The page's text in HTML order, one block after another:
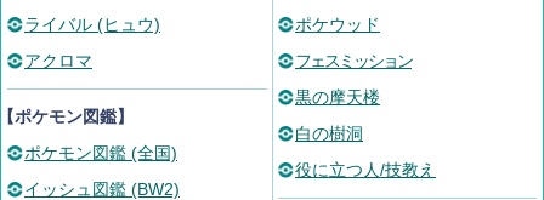
ライバル (ヒュウ)
アクロマ
ポケモン図鑑】
ポケモン図鑑 (全国)
イッシュ図鑑 (BW2)
ポケウッド
フェスミッション
黒の摩天楼
白の樹洞
役に立つ人/技教え